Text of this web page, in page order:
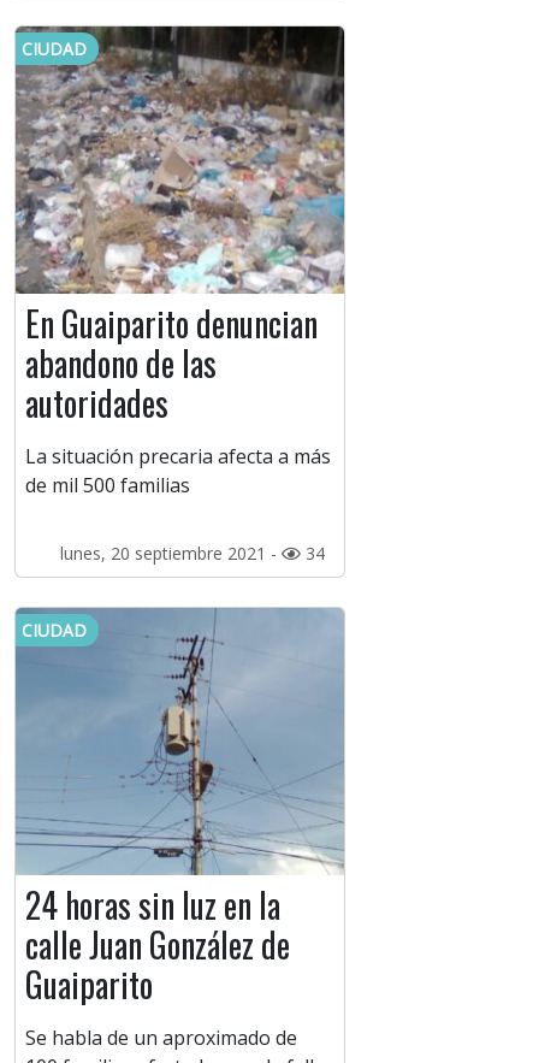
CIUDAD
En Guaiparito denuncian
abandono de las
autoridades
La situación precaria afecta a más
de mil 500 familias
lunes, 20 septiembre 2021 - 34
CIUDAD
24 horas sin luz en la
calle Juan González de
Guaiparito
Se habla de un aproximado de